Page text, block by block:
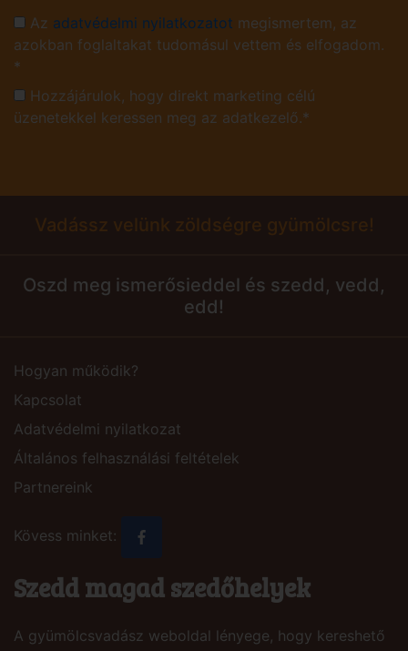
Az adatvédelmi nyilatkozatot megismertem, az
azokban foglaltakat tudomásul vettem és elfogadom.
*
Hozzájárulok, hogy direkt marketing célú
üzenetekkel keressen meg az adatkezelő.*
Vadássz velünk zöldségre gyümölcsre!
Oszd meg ismerősieddel és szedd, vedd,
edd!
Hogyan működik?
Kapcsolat
Adatvédelmi nyilatkozat
Általános felhasználási feltételek
Partnereink
Kövess minket:
Szedd magad szedőhelyek
A gyümölcsvadász weboldal lényege, hogy kereshető